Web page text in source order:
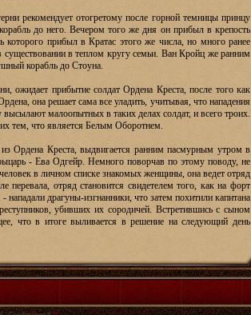
рекомендует отогретому после горной темницы принцу
до него. Вечером того же дня он прибыл в крепость
прибыл в Кратас этого же числа, но много ранее
в теплом кругу семьи. Ван Кройц же ранним
корабль до Стоуна.
ожидает прибытие солдат Ордена Креста, после того как
она решает сама все уладить, учитывая, что нападения
малоопытных в таких делах солдат, и всего троих.
тем, что является Белым Оборотнем.
Ордена Креста, выдвигается ранним пасмурным утром в
- Ева Одгейр. Немного поворчав по этому поводу, не
в личном списке знакомых женщины, она ведет отряд
отряд становится свидетелем того, как на форт
драгуны-изгнанники, что затем похитили капитана
убивших их сородичей. Встретившись с сыном
что в итоге выливается в решение на следующий день